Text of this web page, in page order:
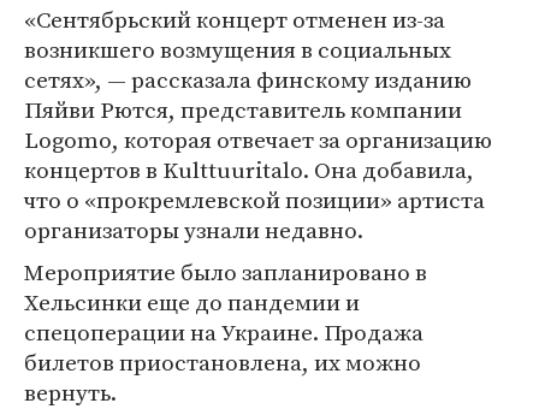
«Сентябрьский концерт отменен из-за
возникшего возмущения в социальных
сетях», — рассказала финскому изданию
Пяйви Рются, представитель компании
Logomo, которая отвечает за организацию
концертов в Kulttuuritalo. Она добавила,
что о «прокремлевской позиции» артиста
организаторы узнали недавно.
Мероприятие было запланировано в
Хельсинки еще до пандемии и
спецоперации на Украине. Продажа
билетов приостановлена, их можно
вернуть.